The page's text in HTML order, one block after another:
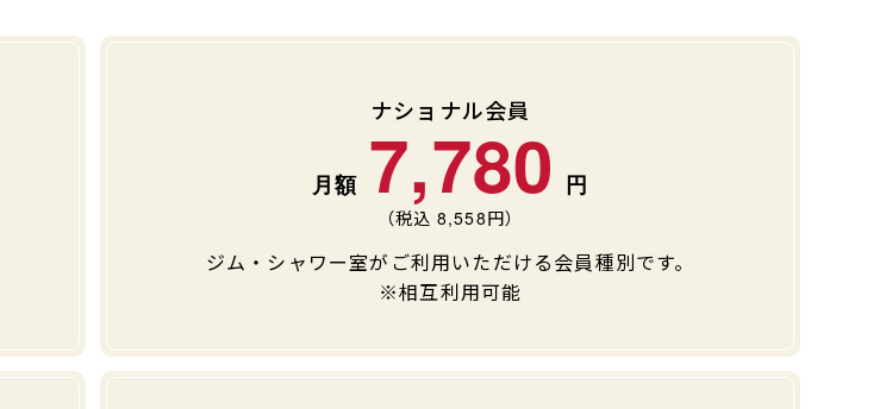
ナショナル会員
7,780
（税込 8,558円）
ジム・シャワー室がご利用いただける会員種別です。
※相互利用可能